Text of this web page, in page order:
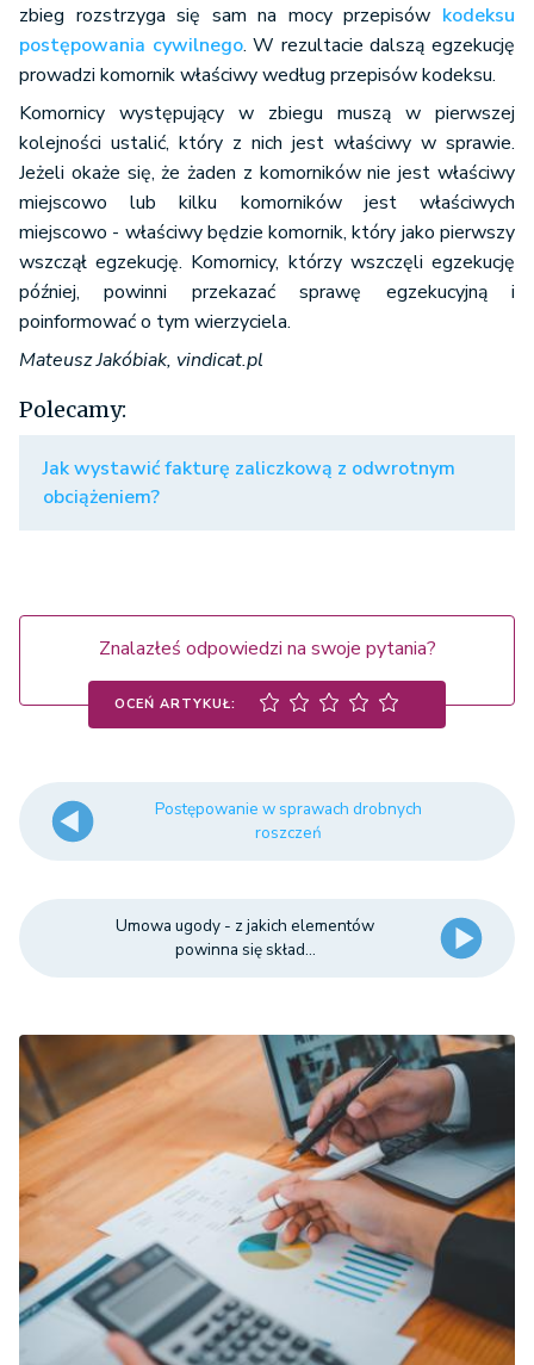
zbieg rozstrzyga się sam na mocy przepisów kodeksu
postępowania cywilnego. W rezultacie dalszą egzekucję
prowadzi komornik właściwy według przepisów kodeksu.
Komornicy występujący w zbiegu muszą w pierwszej
kolejności ustalić, który z nich jest właściwy w sprawie.
Jeżeli okaże się, że żaden z komorników nie jest właściwy
miejscowo lub kilku komorników jest właściwych
miejscowo - właściwy będzie komornik, który jako pierwszy
wszczął egzekucję. Komornicy, którzy wszczęli egzekucję
później, powinni przekazać sprawę egzekucyjną i
poinformować o tym wierzyciela.
Mateusz Jakóbiak, vindicat.pl
Polecamy:
Jak wystawić fakturę zaliczkową z odwrotnym
obciążeniem?
Znalazłeś odpowiedzi na swoje pytania?
OCEŃ ARTYKUŁ:
Postępowanie w sprawach drobnych
roszczeń
Umowa ugody - z jakich elementów
powinna się skład...